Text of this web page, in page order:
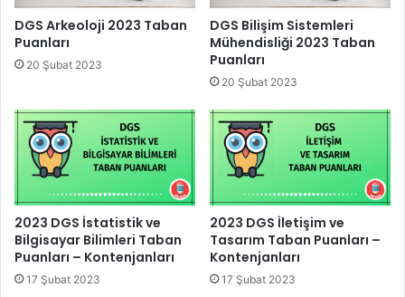
DGS Arkeoloji 2023 Taban
Puanları
20 Şubat 2023
DGS Bilişim Sistemleri
Mühendisliği 2023 Taban
Puanları
20 Şubat 2023
2023 DGS İstatistik ve
Bilgisayar Bilimleri Taban
Puanları – Kontenjanları
17 Şubat 2023
2023 DGS İletişim ve
Tasarım Taban Puanları –
Kontenjanları
17 Şubat 2023